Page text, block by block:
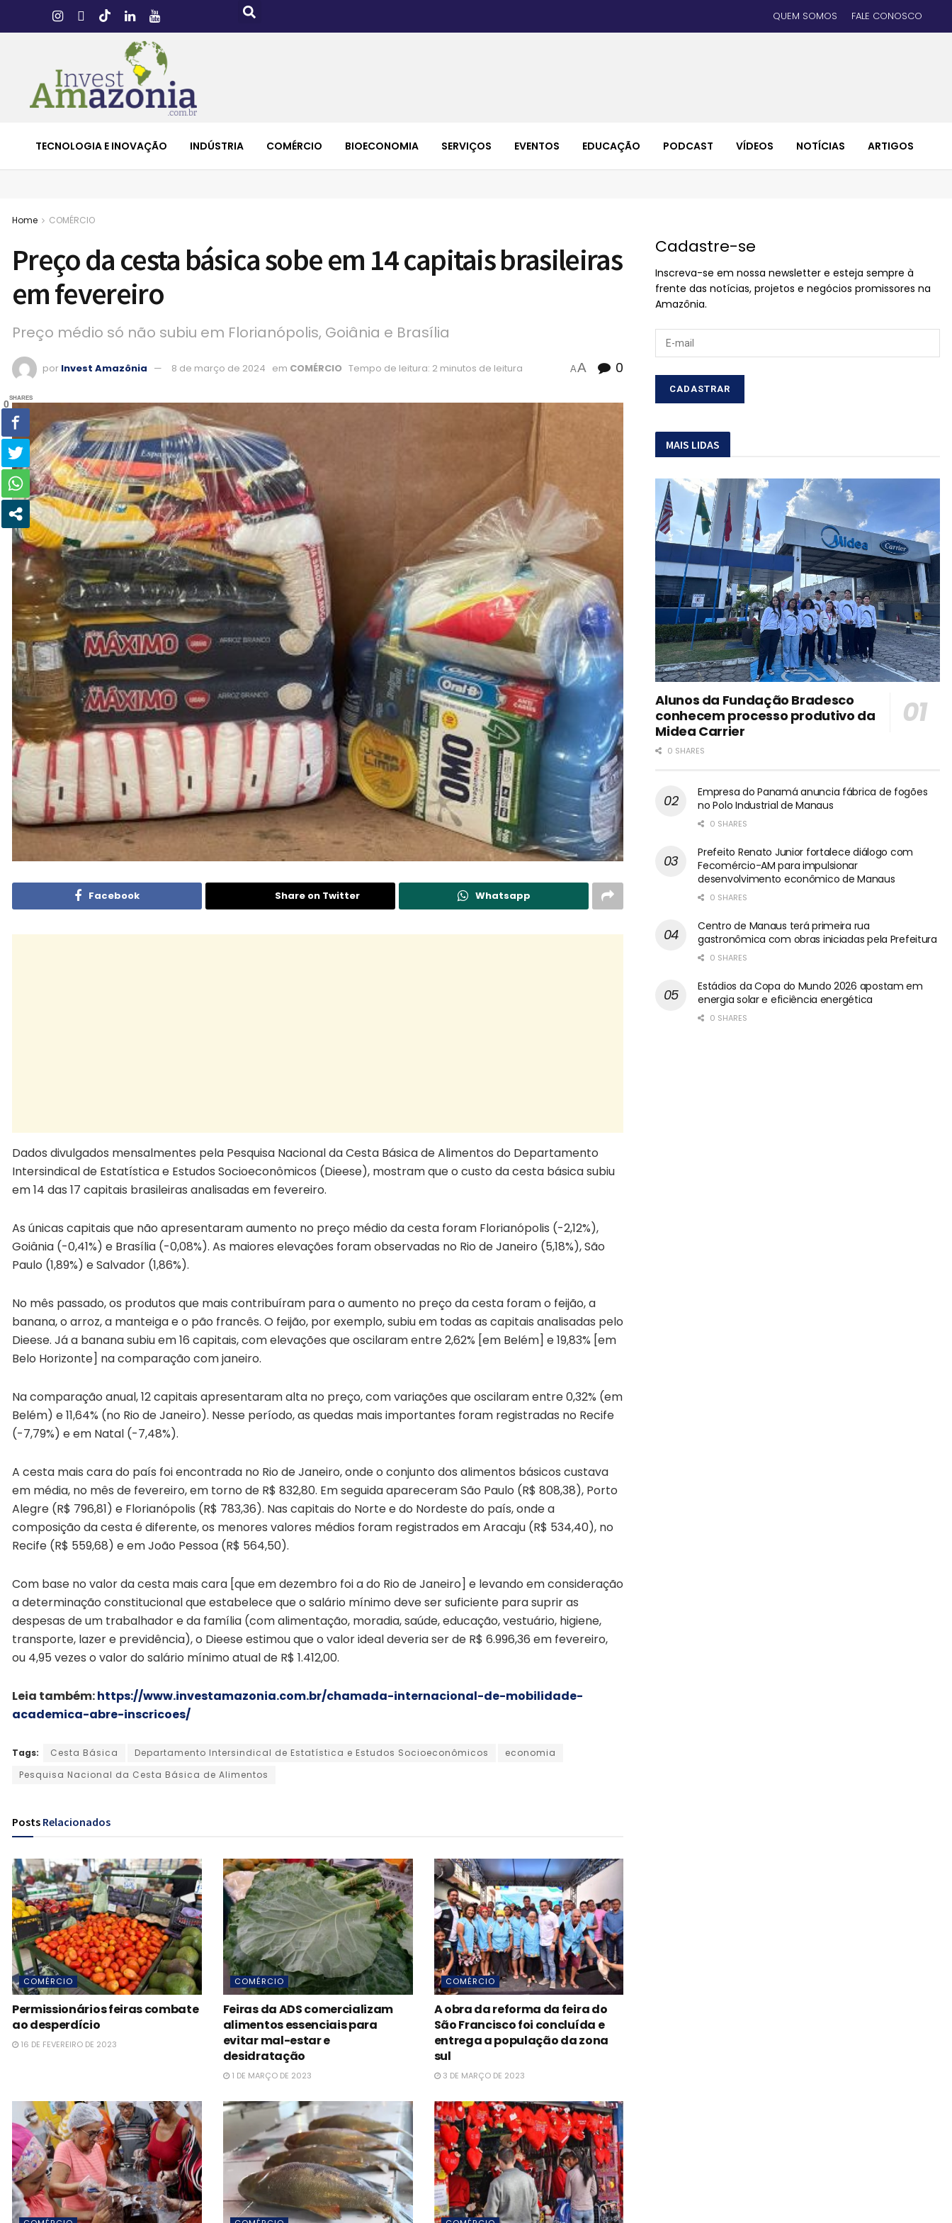
QUEM SOMOS FALE CONOSCO
TECNOLOGIA E INOVAÇÃO INDÚSTRIA COMÉRCIO BIOECONOMIA SERVIÇOS EVENTOS EDUCAÇÃO PODCAST VÍDEOS NOTÍCIAS ARTIGOS
Home COMÉRCIO
Preço da cesta básica sobe em 14 capitais brasileiras
em fevereiro
Preço médio só não subiu em Florianópolis, Goiânia e Brasília
por Invest Amazônia 8 de março de 2024 em COMÉRCIO Tempo de leitura: 2 minutos de leitura AA 0
Facebook Share on Twitter Whatsapp
Dados divulgados mensalmentes pela Pesquisa Nacional da Cesta Básica de Alimentos do Departamento
Intersindical de Estatística e Estudos Socioeconômicos (Dieese), mostram que o custo da cesta básica subiu
em 14 das 17 capitais brasileiras analisadas em fevereiro.
As únicas capitais que não apresentaram aumento no preço médio da cesta foram Florianópolis (-2,12%),
Goiânia (-0,41%) e Brasília (-0,08%). As maiores elevações foram observadas no Rio de Janeiro (5,18%), São
Paulo (1,89%) e Salvador (1,86%).
No mês passado, os produtos que mais contribuíram para o aumento no preço da cesta foram o feijão, a
banana, o arroz, a manteiga e o pão francês. O feijão, por exemplo, subiu em todas as capitais analisadas pelo
Dieese. Já a banana subiu em 16 capitais, com elevações que oscilaram entre 2,62% [em Belém] e 19,83% [em
Belo Horizonte] na comparação com janeiro.
Na comparação anual, 12 capitais apresentaram alta no preço, com variações que oscilaram entre 0,32% (em
Belém) e 11,64% (no Rio de Janeiro). Nesse período, as quedas mais importantes foram registradas no Recife
(-7,79%) e em Natal (-7,48%).
A cesta mais cara do país foi encontrada no Rio de Janeiro, onde o conjunto dos alimentos básicos custava
em média, no mês de fevereiro, em torno de R$ 832,80. Em seguida apareceram São Paulo (R$ 808,38), Porto
Alegre (R$ 796,81) e Florianópolis (R$ 783,36). Nas capitais do Norte e do Nordeste do país, onde a
composição da cesta é diferente, os menores valores médios foram registrados em Aracaju (R$ 534,40), no
Recife (R$ 559,68) e em João Pessoa (R$ 564,50).
Com base no valor da cesta mais cara [que em dezembro foi a do Rio de Janeiro] e levando em consideração
a determinação constitucional que estabelece que o salário mínimo deve ser suficiente para suprir as
despesas de um trabalhador e da família (com alimentação, moradia, saúde, educação, vestuário, higiene,
transporte, lazer e previdência), o Dieese estimou que o valor ideal deveria ser de R$ 6.996,36 em fevereiro,
ou 4,95 vezes o valor do salário mínimo atual de R$ 1.412,00.
Leia também:https://www.investamazonia.com.br/chamada-internacional-de-mobilidade-
academica-abre-inscricoes/
Tags: Cesta Básica Departamento Intersindical de Estatística e Estudos Socioeconômicos
economia
Pesquisa Nacional da Cesta Básica de Alimentos
Posts Relacionados
COMÉRCIO
Permissionários feiras combate
ao desperdício
16 DE FEVEREIRO DE 2023
COMÉRCIO
Feiras da ADS comercializam
alimentos essenciais para
evitar mal-estar e
desidratação
1 DE MARÇO DE 2023
COMÉRCIO
A obra da reforma da feira do
São Francisco foi concluída e
entrega a população da zona
sul
3 DE MARÇO DE 2023
Cadastre-se
Inscreva-se em nossa newsletter e esteja sempre à
frente das notícias, projetos e negócios promissores na
Amazônia.
MAIS LIDAS
Alunos da Fundação Bradesco
conhecem processo produtivo da
Midea Carrier
0 SHARES
Empresa do Panamá anuncia fábrica de fogões
no Polo Industrial de Manaus
0 SHARES
Prefeito Renato Junior fortalece diálogo com
Fecomércio-AM para impulsionar
desenvolvimento econômico de Manaus
0 SHARES
Centro de Manaus terá primeira rua
gastronômica com obras iniciadas pela Prefeitura
0 SHARES
Estádios da Copa do Mundo 2026 apostam em
energia solar e eficiência energética
0 SHARES
0
SHARES